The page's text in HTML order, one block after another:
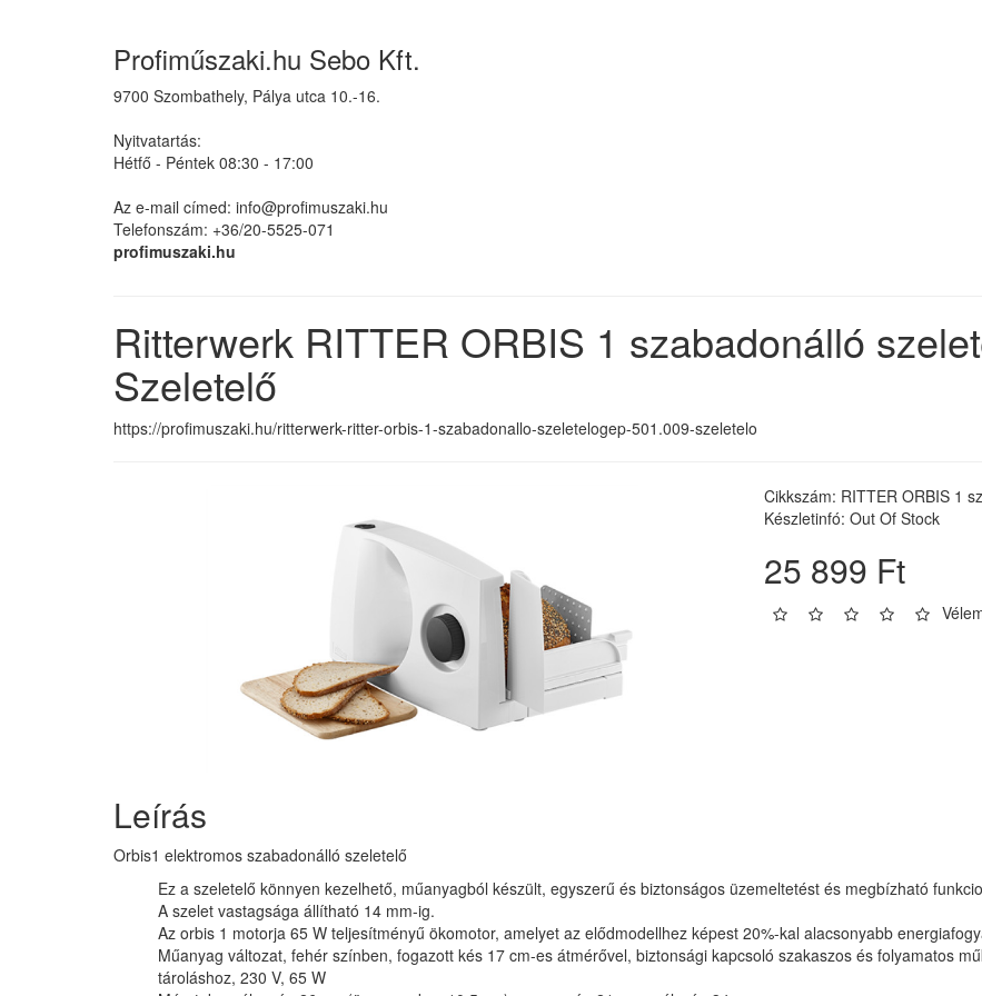
Profiműszaki.hu Sebo Kft.
9700 Szombathely, Pálya utca 10.-16.
Nyitvatartás:
Hétfő - Péntek 08:30 - 17:00
Az e-mail címed: info@profimuszaki.hu
Telefonszám: +36/20-5525-071
profimuszaki.hu
Ritterwerk RITTER ORBIS 1 szabadonálló
Szeletelő
https://profimuszaki.hu/ritterwerk-ritter-orbis-1-szabadonallo-szeletelogep-501.009-szeletelo
Cikkszám: RITTER ORBIS 1
Készletinfó: Out Of Stock
25 899 Ft
Leírás
Orbis1 elektromos szabadonálló szeletelő
Ez a szeletelő könnyen kezelhető, műanyagból készült, egyszerű és biztonságos üzemeltetést és megbízható
A szelet vastagsága állítható 14 mm-ig.
Az orbis 1 motorja 65 W teljesítményű ökomotor, amelyet az elődmodellhez képest 20%-kal alacsonyabb
Műanyag változat, fehér színben, fogazott kés 17 cm-es átmérővel, biztonsági kapcsoló szakaszos és folyamatos
tároláshoz, 230 V, 65 W